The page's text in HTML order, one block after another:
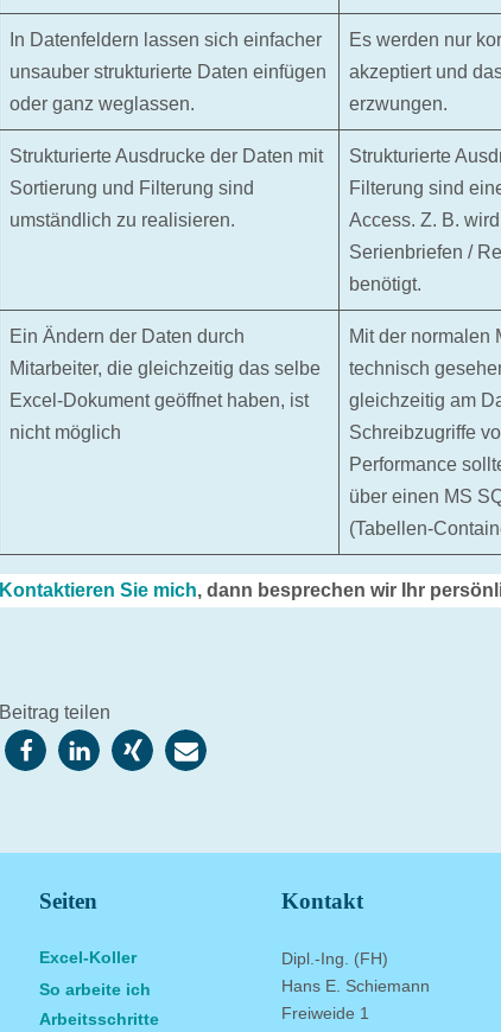
In Datenfeldern lassen sich einfacher
unsauber strukturierte Daten einfügen
oder ganz weglassen.
Es werden nur
akzeptiert und
erzwungen.
Strukturierte Ausdrucke der Daten mit
Sortierung und Filterung sind
umständlich zu realisieren.
Strukturierte
Filterung sind
Access. Z. B.
Serienbriefen /
benötigt.
Ein Ändern der Daten durch
Mitarbeiter, die gleichzeitig das selbe
Excel-Dokument geöffnet haben, ist
nicht möglich
Mit der normalen
technisch
gleichzeitig am
Schreibzugriffe
Performance
über einen MS
(Tabellen-
Kontaktieren Sie mich, dann besprechen wir Ihr
Beitrag teilen
Seiten
Excel-Koller
So arbeite ich
Arbeitsschritte
Kontakt
Dipl.-Ing. (FH)
Hans E. Schiemann
Freiweide 1